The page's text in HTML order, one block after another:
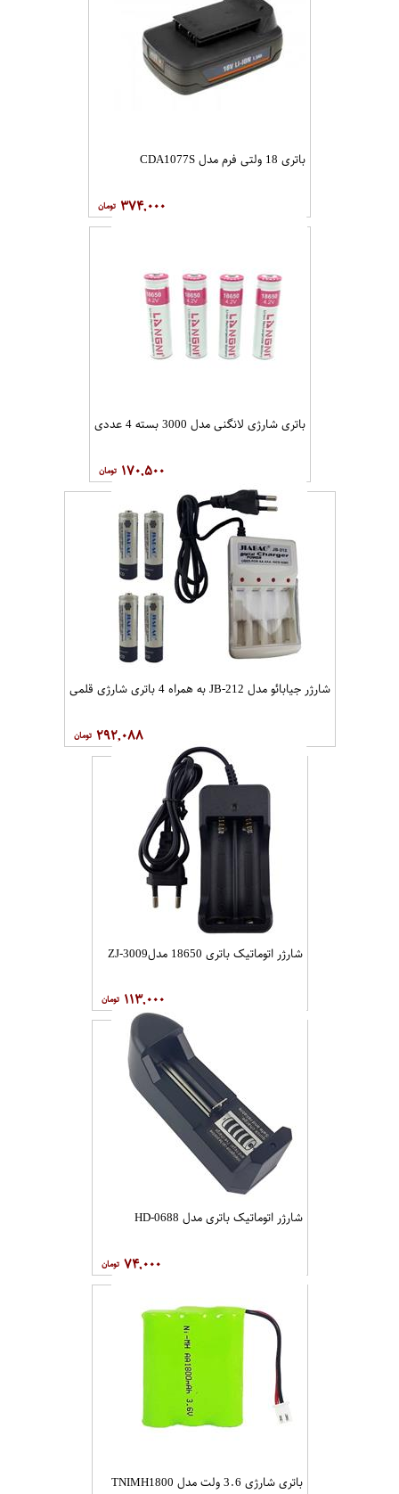
باتری 18 ولتی فرم مدل CDA1077S
۳۷۴,۰۰۰
باتری شارژی لانگنی مدل 3000 بسته 4 عددی
۱۷۰,۵۰۰
شارژر جیابائو مدل JB-212 به همراه 4 باتری شارژی قلمی
۲۹۲,۰۸۸
شارژر اتوماتیک باتری 18650 مدلZJ-3009
۱۱۳,۰۰۰
شارژر اتوماتیک باتری مدل HD-0688
۷۴,۰۰۰
باتری شارژی 3.6 ولت مدل TNIMH1800